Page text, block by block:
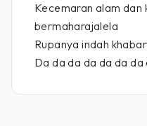
Kecemaran alam dan
bermaharajalela
Rupanya indah
Da da da da da da da